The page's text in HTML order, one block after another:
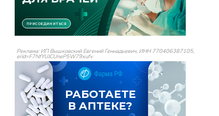
Реклама: ИП Вышковский Евгений Геннадьевич, ИНН 770406387105,
erid=F7NfYUJCUneP5W79xufv